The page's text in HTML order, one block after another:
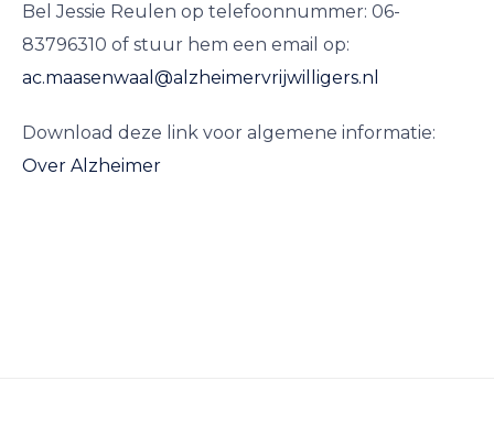
Bel Jessie Reulen op telefoonnummer: 06-
83796310 of stuur hem een email op:
ac.maasenwaal@alzheimervrijwilligers.nl
Download deze link voor algemene informatie:
Over Alzheimer